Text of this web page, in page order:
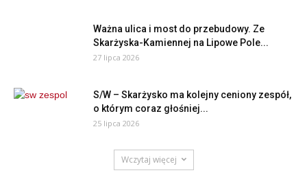
Ważna ulica i most do przebudowy. Ze
Skarżyska-Kamiennej na Lipowe Pole...
27 lipca 2026
S/W – Skarżysko ma kolejny ceniony zespół,
o którym coraz głośniej...
25 lipca 2026
Wczytaj więcej